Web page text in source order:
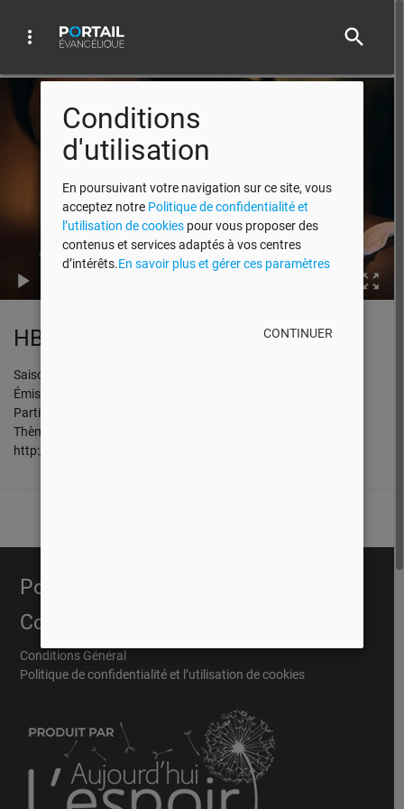
more_vert search
Video Player
HBN 2012 EP08 PART03
Saison 2012
Émission No.08
Partie 03
Thème: L'évangile de l'abandon
http://www.hbn.ca
Portail Évangélique
Conditions
Conditions Général
Politique de confidentialité et l’utilisation de cookies
Conditions
d'utilisation
En poursuivant votre navigation sur ce site, vous
acceptez notre Politique de confidentialité et
l’utilisation de cookiespour vous proposer des
contenus et services adaptés à vos centres
d’intérêts.En savoir plus et gérer ces paramètres
CONTINUER